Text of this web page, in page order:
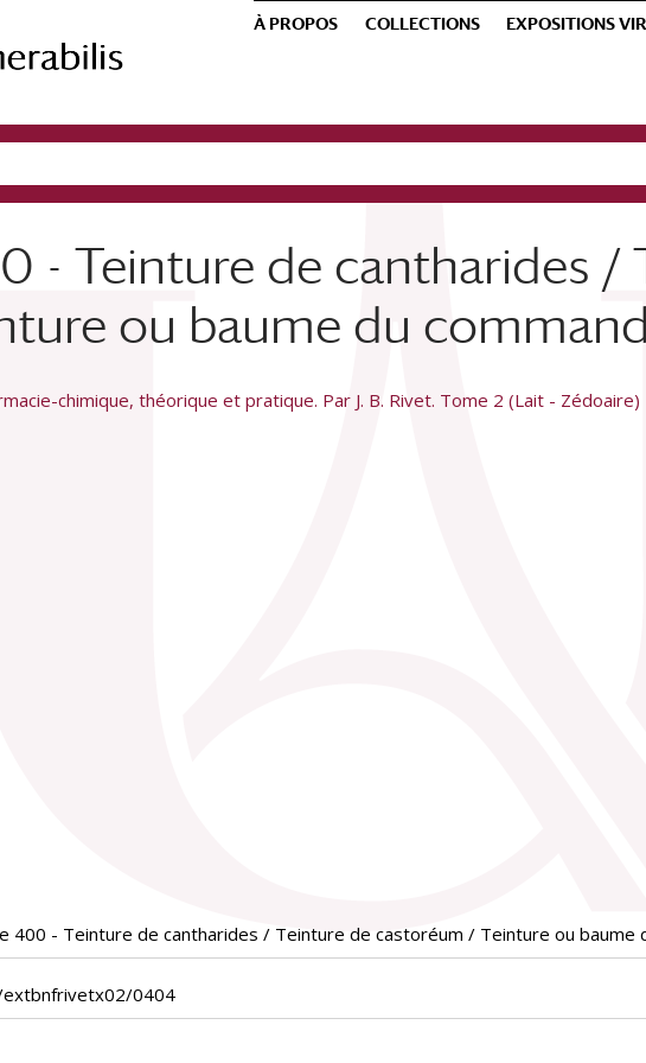
À PROPOS COLLECTIONS EXPOSITIONS
- Teinture de cantharides /
ou baume du
chimique, théorique et pratique. Par J. B. Rivet. Tome 2 (Lait - Zédoaire)
400 - Teinture de cantharides / Teinture de castoréum / Teinture ou baume
0404